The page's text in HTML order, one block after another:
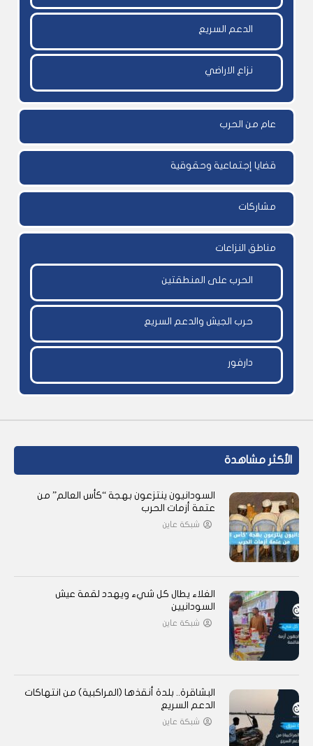
الدعم السريع
نزاع الاراضي
عام من الحرب
قضايا إجتماعية وحقوقية
مشاركات
مناطق النزاعات
الحرب على المنطقتين
حرب الجيش والدعم السريع
دارفور
الأكثر مشاهدة
السودانيون ينتزعون بهجة “كأس العالم” من
عتمة أزمات الحرب
شبكة عاين
الغلاء يطال كل شيء ويهدد لقمة عيش
السودانيين
شبكة عاين
البشاقرة.. بلدة أنقذها (المراكبية) من انتهاكات
الدعم السريع
شبكة عاين